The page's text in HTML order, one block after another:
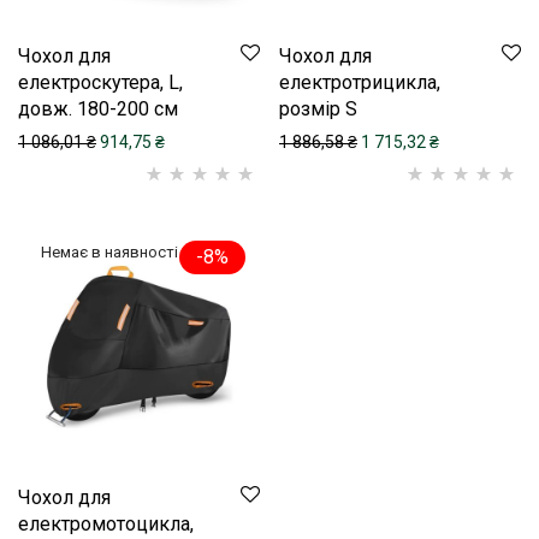
Чохол для
електроскутера, L,
довж. 180-200 см
1 086,01₴Оригінальна ціна: 1 086,01 ₴.
914,75 ₴Поточна ціна: 914,75 ₴.
5 на основі
опитування
покупця
Чохол для
електротрицикла,
розмір S
1 886,58₴ Оригінальна ціна: 1
1 715,32 ₴Поточна
-8%
Чохол для
електромотоцикла,